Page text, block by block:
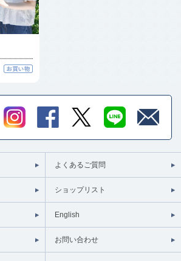
よくあるご質問
ショップリスト
English
お問い合わせ